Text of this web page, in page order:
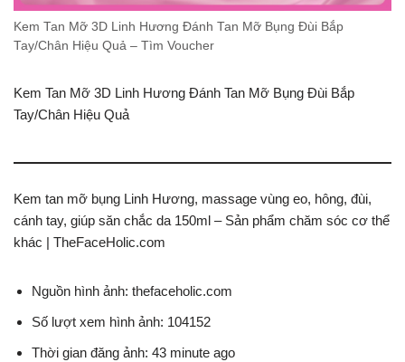
Kem Tan Mỡ 3D Linh Hương Đánh Tan Mỡ Bụng Đùi Bắp
Tay/Chân Hiệu Quả – Tìm Voucher
Kem Tan Mỡ 3D Linh Hương Đánh Tan Mỡ Bụng Đùi Bắp
Tay/Chân Hiệu Quả
Kem tan mỡ bụng Linh Hương, massage vùng eo, hông, đùi,
cánh tay, giúp săn chắc da 150ml – Sản phẩm chăm sóc cơ thể
khác | TheFaceHolic.com
Nguồn hình ảnh: thefaceholic.com
Số lượt xem hình ảnh: 104152
Thời gian đăng ảnh: 43 minute ago